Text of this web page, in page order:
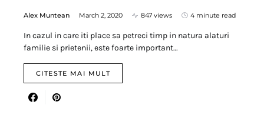
Alex Muntean March 2, 2020 847 views 4 minute read
In cazul in care iti place sa petreci timp in natura alaturi
familie si prietenii, este foarte important…
CITESTE MAI MULT